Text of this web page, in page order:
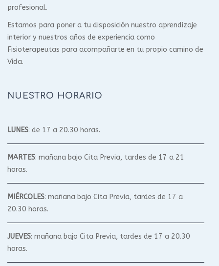
profesional.
Estamos para poner a tu disposición nuestro aprendizaje
interior y nuestros años de experiencia como
Fisioterapeutas para acompañarte en tu propio camino de
Vida.
NUESTRO HORARIO
LUNES: de 17 a 20.30 horas.
MARTES: mañana bajo Cita Previa, tardes de 17 a 21
horas.
MIÉRCOLES: mañana bajo Cita Previa, tardes de 17 a
20.30 horas.
JUEVES: mañana bajo Cita Previa, tardes de 17 a 20.30
horas.